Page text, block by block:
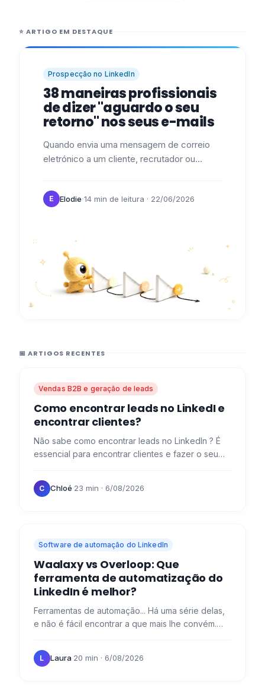
⭐ ARTIGO EM DESTAQUE
Prospecção no LinkedIn
38 maneiras profissionais
de dizer "aguardo o seu
retorno" nos seus e-mails
Quando envia uma mensagem de correio
eletrónico a um cliente, recrutador ou
E Elodie·14 min de leitura · 22/06/2026
📅 ARTIGOS RECENTES
Vendas B2B e geração de leads
Como encontrar leads no LinkedI e
encontrar clientes?
Não sabe como encontrar leads no LinkedIn ? É
essencial para encontrar clientes e fazer o seu
clientes, é…
C Chloé·23 min · 6/08/2026
Software de automação do LinkedIn
Waalaxy vs Overloop: Que
ferramenta de automatização do
LinkedIn é melhor?
Ferramentas de automação... Há uma série delas,
e não é fácil encontrar a que mais lhe convém.
pequena…
L Laura·20 min · 6/08/2026